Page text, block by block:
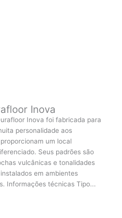
Inova
Inova foi fabricada para
personalidade aos
um local
Seus padrões são
vulcânicas e tonalidades
em ambientes
Informações técnicas Tipo...